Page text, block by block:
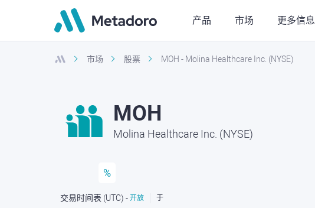
产品 市场 更多信息
市场 股票 MOH - Molina Healthcare Inc. (NYSE)
MOH
Molina Healthcare Inc. (NYSE)
%
交易时间表 (UTC) - 开放 于